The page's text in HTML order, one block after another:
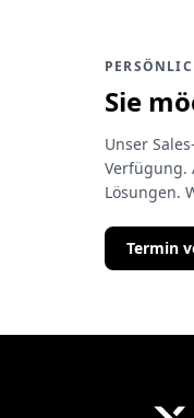
Sie
Unser
Verfügung.
Lösungen.
Termin